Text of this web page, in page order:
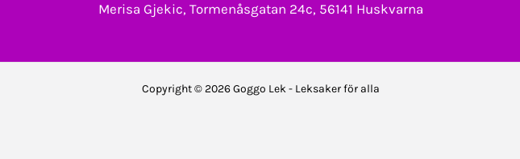
Merisa Gjekic, Tormenåsgatan 24c, 56141 Huskvarna
Copyright © 2026 Goggo Lek - Leksaker för alla